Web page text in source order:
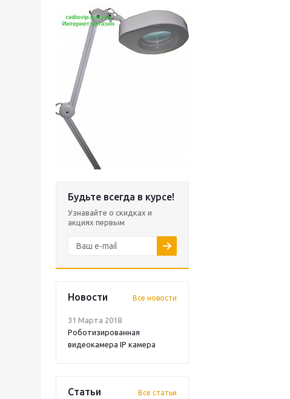
Будьте всегда в курсе!
Узнавайте о скидках и
акциях первым
Новости Все новости
31 Марта 2018
Роботизированная
видеокамера IP камера
Статьи Все статьи